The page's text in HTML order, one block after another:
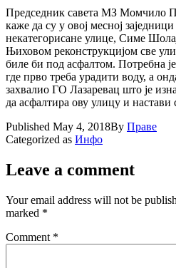
Председник савета МЗ Момчило
каже да су у овој месној
некатегорисане улице, Симе
Њиховом реконструкцијом све
биле би под асфалтом. Потребна
где прво треба урадити воду, а
захвалио ГО Лазаревац што је
да асфалтира ову улицу и
Published May 4, 2018By Праве
Categorized as Инфо
Leave a comment
Your email address will not be
marked *
Comment *